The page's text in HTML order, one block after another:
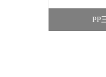
PP